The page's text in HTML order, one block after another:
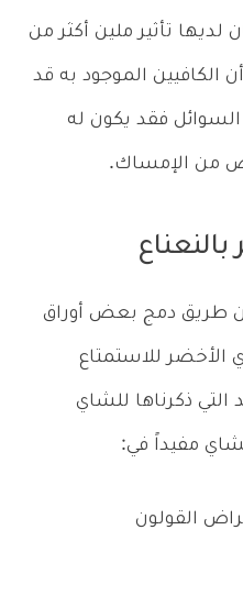
لديها تأثير ملين أكثر من
أن الكافيين الموجود به قد
السوائل فقد يكون له
من الإمساك.
طريق دمج بعض أوراق
الأخضر للاستمتاع
التي ذكرناها للشاي
مفيداً في:
القولون